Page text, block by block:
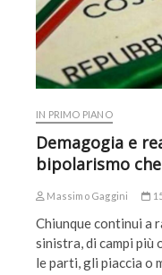
IN PRIMO PIANO
Demagogia e
bipolarismo
Massimo Gaggini
Chiunque continui a
sinistra, di campi più
le parti, gli piaccia o